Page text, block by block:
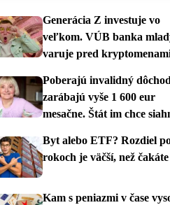
Generácia Z investuje vo
veľkom. VÚB banka
varuje pred
Poberajú invalidný
zarábajú vyše 1 600 eur
mesačne. Štát im chce
Byt alebo ETF? Rozdiel
rokoch je väčší, než čakáte
Kam s peniazmi v čase